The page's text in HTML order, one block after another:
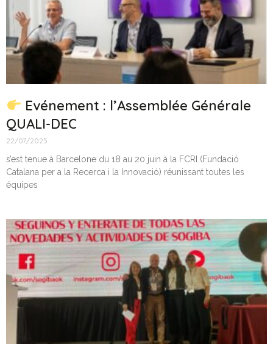
Evénement : l’Assemblée Générale
QUALI-DEC
22/07/2025
s’est tenue à Barcelone du 18 au 20 juin à la FCRI (Fundació
Catalana per a la Recerca i la Innovació) réunissant toutes les
équipes